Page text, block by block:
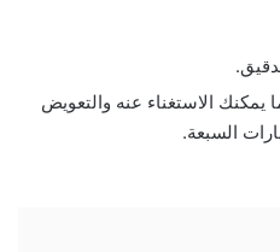
الاستغناء عنه والتعويض
السبعة.